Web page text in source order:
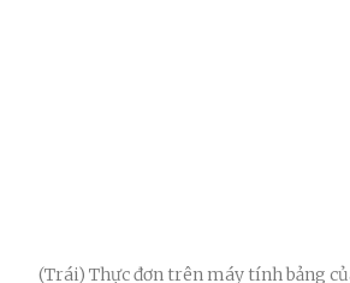
(Trái) Thực đơn trên máy tính bảng